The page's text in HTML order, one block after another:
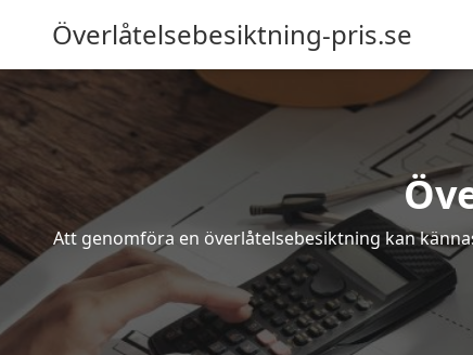
Överlåtelsebesiktning-pris.se
Att genomföra en överlåtelsebesiktning kan